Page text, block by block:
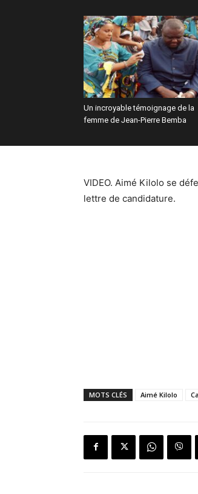
Un incroyable témoignage de la
femme de Jean-Pierre Bemba
VIDEO. Aimé Kilolo se
lettre de candidature.
MOTS CLÉS Aimé Kilolo